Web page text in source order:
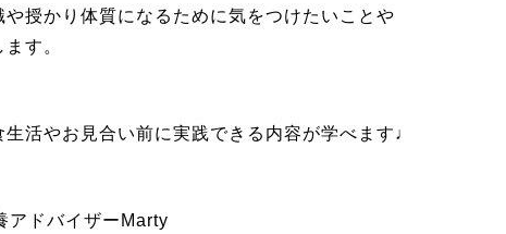
授かり体質になるために気をつけたいことや
す。
活やお見合い前に実践できる内容が学べます♩
アドバイザーMarty